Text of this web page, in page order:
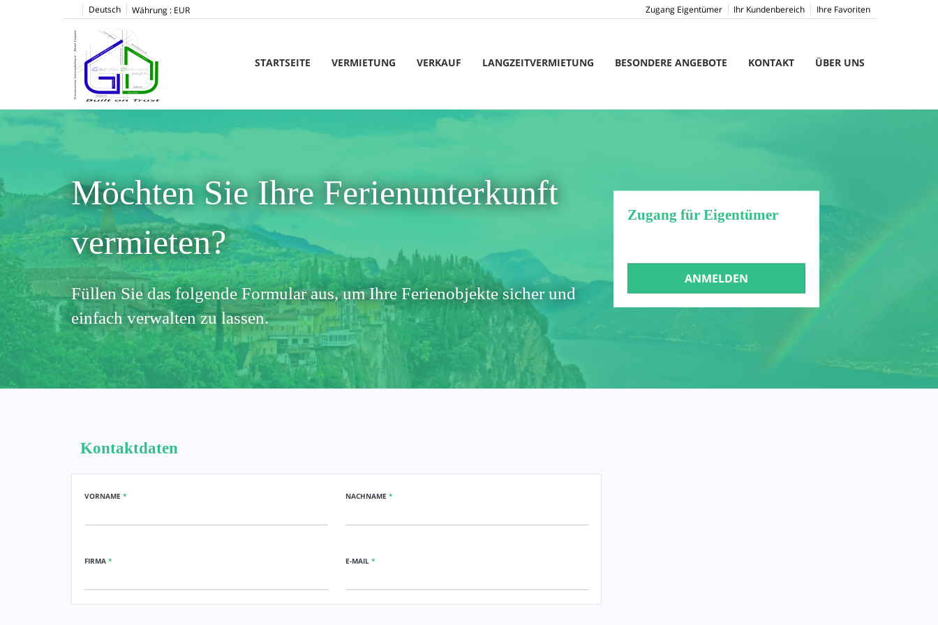
Deutsch Währung : EUR Ihre Favoriten
Ihr Kundenbereich
Zugang Eigentümer
STARTSEITE VERMIETUNG VERKAUF LANGZEITVERMIETUNG BESONDERE ANGEBOTE KONTAKT ÜBER UNS
Möchten Sie Ihre Ferienunterkunft
vermieten?
Füllen Sie das folgende Formular aus, um Ihre Ferienobjekte sicher und
einfach verwalten zu lassen.
Zugang für Eigentümer
Kontaktdaten
VORNAME * NACHNAME *
FIRMA * E-MAIL *